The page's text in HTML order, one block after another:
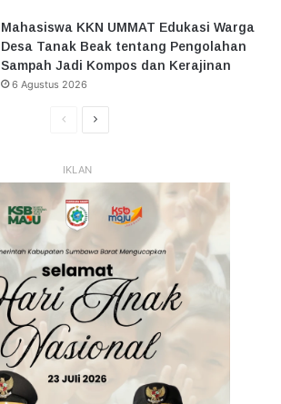
Mahasiswa KKN UMMAT Edukasi Warga
Desa Tanak Beak tentang Pengolahan
Sampah Jadi Kompos dan Kerajinan
6 Agustus 2026
HalamanHalaman
IKLAN